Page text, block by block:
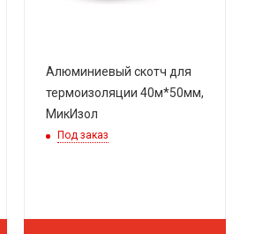
Алюминиевый скотч для
термоизоляции 40м*50мм,
МикИзол
Под заказ